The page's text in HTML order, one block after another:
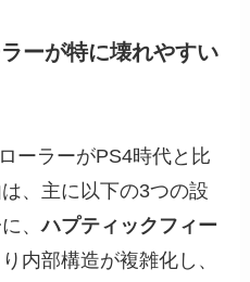
ーが特に壊れやすい
ーラーがPS4時代と比
、主に以下の3つの設
、ハプティックフィー
内部構造が複雑化し、